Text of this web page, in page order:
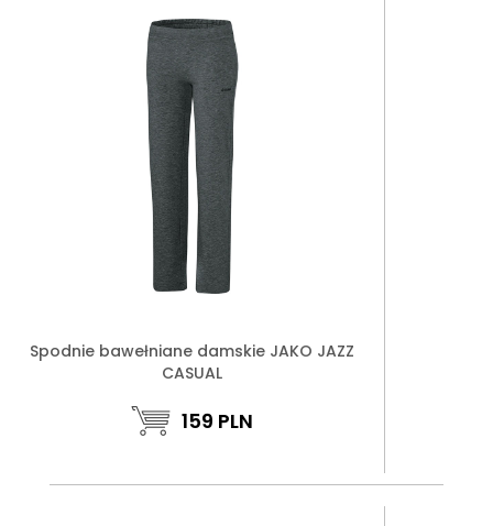
Spodnie bawełniane damskie JAKO JAZZ
CASUAL
159 PLN